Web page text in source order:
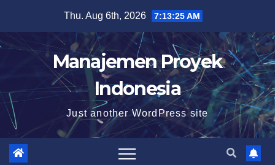
content
Thu. Aug 6th, 2026 7:13:26 AM
Manajemen Proyek
Indonesia
Just another WordPress site